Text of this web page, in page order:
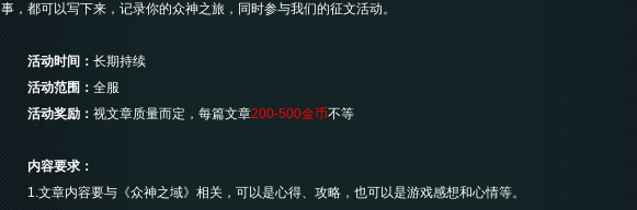
事，都可以写下来，记录你的众神之旅，同时参与我们的征文活动。
活动时间： 长期持续
活动范围： 全服
活动奖励： 视文章质量而定，每篇文章200-500金币不等
内容要求：
1.文章内容要与《众神之域》相关，可以是心得、攻略，也可以是游戏感想和心情等。